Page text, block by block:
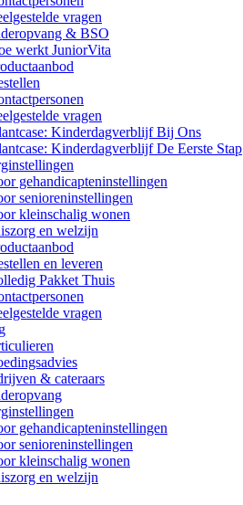
vragen
& BSO
werkt JuniorVita
vragen
Kinderdagverblijf Bij Ons
Kinderdagverblijf De Eerste Stap
gehandicapteninstellingen
senioreninstellingen
kleinschalig wonen
en welzijn
en leveren
Pakket Thuis
vragen
& cateraars
gehandicapteninstellingen
senioreninstellingen
kleinschalig wonen
en welzijn